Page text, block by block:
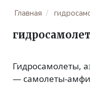
Главная
гидросамолет
Гидросамолеты,
— самолеты-